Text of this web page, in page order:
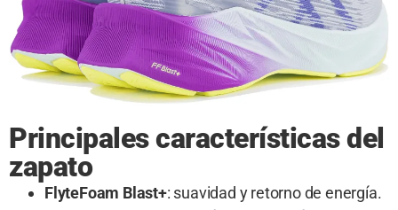
Principales características del
zapato
FlyteFoam Blast+: suavidad y retorno de energía.